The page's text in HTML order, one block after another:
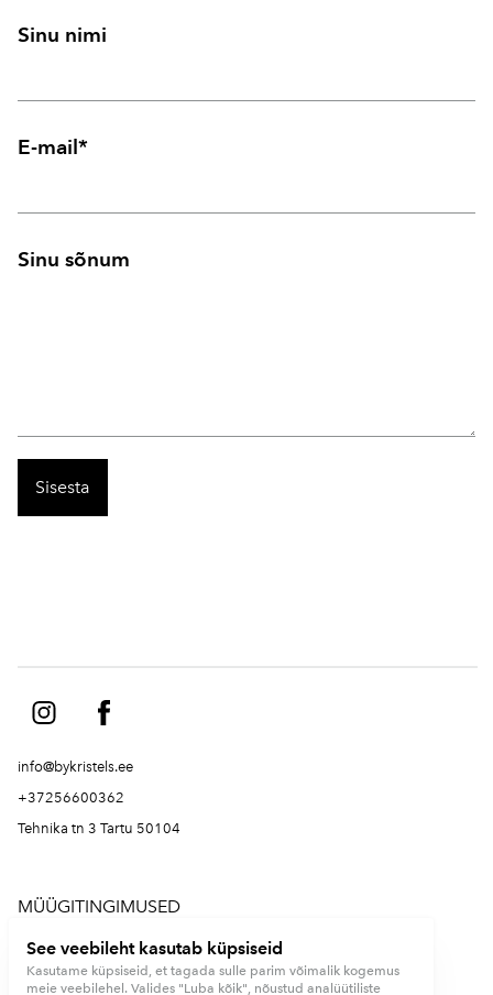
Sinu nimi
E-mail
Sinu sõnum
info@bykristels.ee
+37256600362
Tehnika tn 3 Tartu 50104
MÜÜGITINGIMUSED
PRIVAATSUSPOLIITIKA
See veebileht kasutab küpsiseid
Kasutame küpsiseid, et tagada sulle parim võimalik kogemus
meie veebilehel. Valides "Luba kõik", nõustud analüütiliste